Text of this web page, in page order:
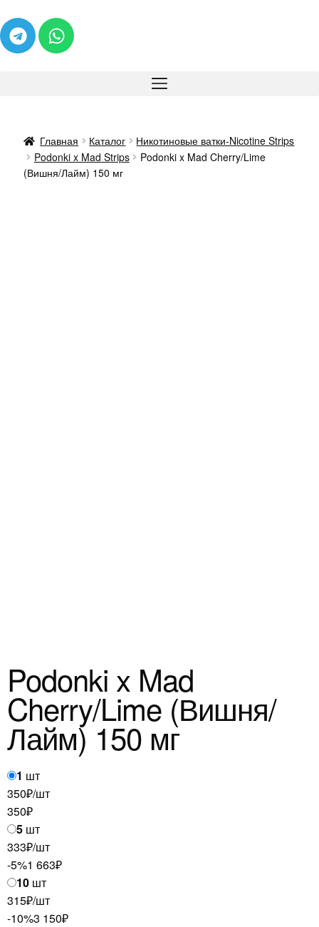
Главная Каталог
Никотиновые ватки-Nicotine Strips
Podonki x Mad Strips
Podonki x Mad Cherry/Lime
(Вишня/Лайм) 150 мг
Podonki x Mad
Cherry/Lime (Вишня/
Лайм) 150 мг
1 шт
350₽/шт
350₽
5 шт
333₽/шт
-5%1 663₽
10 шт
315₽/шт
-10%3 150₽